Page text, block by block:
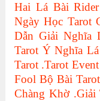
Hai Lá Bài
Ngày Học Tarot
Dẫn Giải Nghĩa
Tarot Ý Nghĩa
Tarot .Tarot Event
Fool Bộ Bài Tarot
Chàng Khờ .Giải